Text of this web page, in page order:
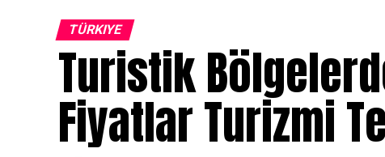
TÜRKIYE
Turistik
Fiyatlar Turizmi